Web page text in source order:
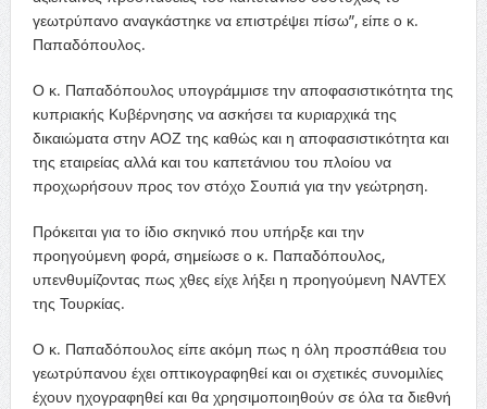
γεωτρύπανο αναγκάστηκε να επιστρέψει πίσω”, είπε ο κ.
Παπαδόπουλος.
Ο κ. Παπαδόπουλος υπογράμμισε την αποφασιστικότητα της
κυπριακής Κυβέρνησης να ασκήσει τα κυριαρχικά της
δικαιώματα στην ΑΟΖ της καθώς και η αποφασιστικότητα και
της εταιρείας αλλά και του καπετάνιου του πλοίου να
προχωρήσουν προς τον στόχο Σουπιά για την γεώτρηση.
Πρόκειται για το ίδιο σκηνικό που υπήρξε και την
προηγούμενη φορά, σημείωσε ο κ. Παπαδόπουλος,
υπενθυμίζοντας πως χθες είχε λήξει η προηγούμενη NAVTEX
της Τουρκίας.
Ο κ. Παπαδόπουλος είπε ακόμη πως η όλη προσπάθεια του
γεωτρύπανου έχει οπτικογραφηθεί και οι σχετικές συνομιλίες
έχουν ηχογραφηθεί και θα χρησιμοποιηθούν σε όλα τα διεθνή